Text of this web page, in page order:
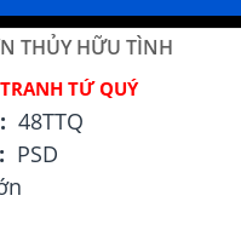
THỦY HỮU TÌNH
TRANH TỨ QUÝ
48TTQ
PSD